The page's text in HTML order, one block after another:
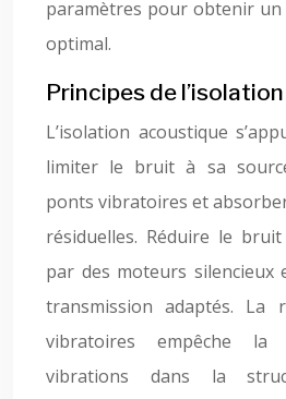
paramètres pour obtenir
optimal.
Principes de
L’isolation acoustique
limiter le bruit à sa
ponts vibratoires et
résiduelles. Réduire le
par des moteurs silencieux
transmission adaptés. La
vibratoires empêche la
vibrations dans la